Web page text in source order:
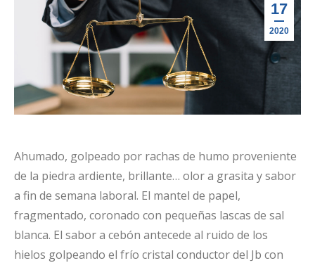
17
2020
Ahumado, golpeado por rachas de humo proveniente
de la piedra ardiente, brillante… olor a grasita y sabor
a fin de semana laboral. El mantel de papel,
fragmentado, coronado con pequeñas lascas de sal
blanca. El sabor a cebón antecede al ruido de los
hielos golpeando el frío cristal conductor del Jb con